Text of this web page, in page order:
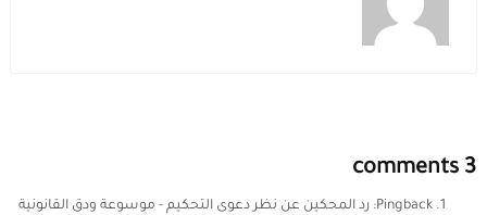
3 comments
Pingback: رد المحكين عن نظر دعوى التحكيم - موسوعة ودق القانونية